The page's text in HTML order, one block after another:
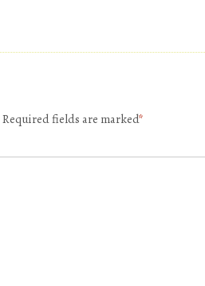
Required fields are marked*